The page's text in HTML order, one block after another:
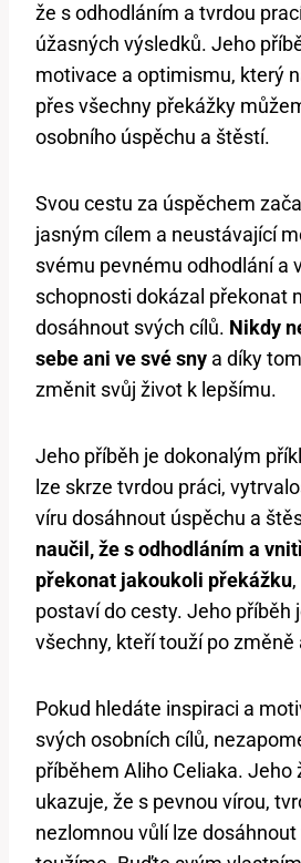
že s odhodláním a tvrdou
úžasných výsledků. Jeho
motivace a optimismu, který
přes všechny překážky
osobního úspěchu a štěstí.
Svou cestu za úspěchem
jasným cílem a neustávající
svému pevnému odhodlání a
schopnosti dokázal překonat
dosáhnout svých cílů. Nikdy
sebe ani ve své sny a díky
změnit svůj život k lepšímu.
Jeho příběh je dokonalým
lze skrze tvrdou práci,
víru dosáhnout úspěchu a
naučil, že s odhodláním a
překonat jakoukoli překážku
postaví do cesty. Jeho příběh
všechny, kteří touží po
Pokud hledáte inspiraci a
svých osobních cílů,
příběhem Aliho Celiaka. Jeho
ukazuje, že s pevnou vírou,
nezlomnou vůlí lze